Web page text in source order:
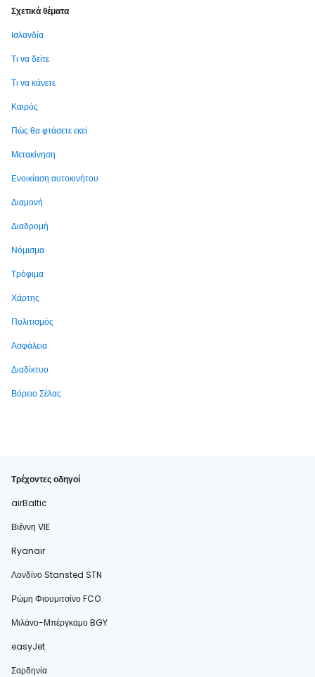
Σχετικά θέματα
Ισλανδία
Τι να δείτε
Τι να κάνετε
Καιρός
Πώς θα φτάσετε εκεί
Μετακίνηση
Ενοικίαση αυτοκινήτου
Διαμονή
Διαδρομή
Νόμισμα
Τρόφιμα
Χάρτης
Πολιτισμός
Ασφάλεια
Διαδίκτυο
Βόρειο Σέλας
Τρέχοντες οδηγοί
airBaltic
Βιέννη VIE
Ryanair
Λονδίνο Stansted STN
Ρώμη Φιουμιτσίνο FCO
Μιλάνο-Μπέργκαμο BGY
easyJet
Σαρδηνία